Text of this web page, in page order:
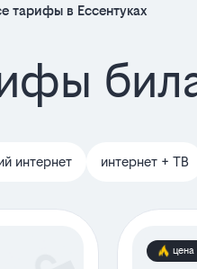
тарифы в Ессентуках
интернет интернет + ТВ
цена